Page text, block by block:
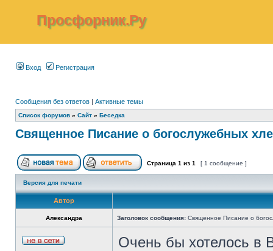
Просфорник.Ру
Вход Регистрация
Сообщения без ответов | Активные темы
Список форумов » Сайт » Беседка
Священное Писание о богослужебных
Страница 1 из 1 [ 1 сообщение ]
Версия для печати
Автор
Александра Заголовок сообщения: Священное Писание о
Очень бы хотелось в